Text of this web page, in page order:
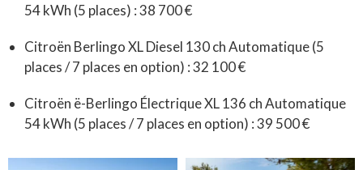
54 kWh (5 places) : 38 700 €
Citroën Berlingo XL Diesel 130 ch Automatique (5
places / 7 places en option) : 32 100 €
Citroën ë-Berlingo Électrique XL 136 ch Automatique
54 kWh (5 places / 7 places en option) : 39 500 €